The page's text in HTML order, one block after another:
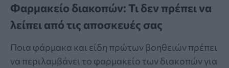
Φαρμακείο διακοπών: Τι δεν πρέπει να
λείπει από τις αποσκευές σας
Ποια φάρμακα και είδη πρώτων βοηθειών πρέπει
να περιλαμβάνει το φαρμακείο των διακοπών για